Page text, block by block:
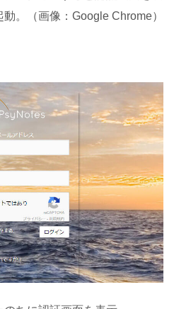
。（画像：Google Chrome）